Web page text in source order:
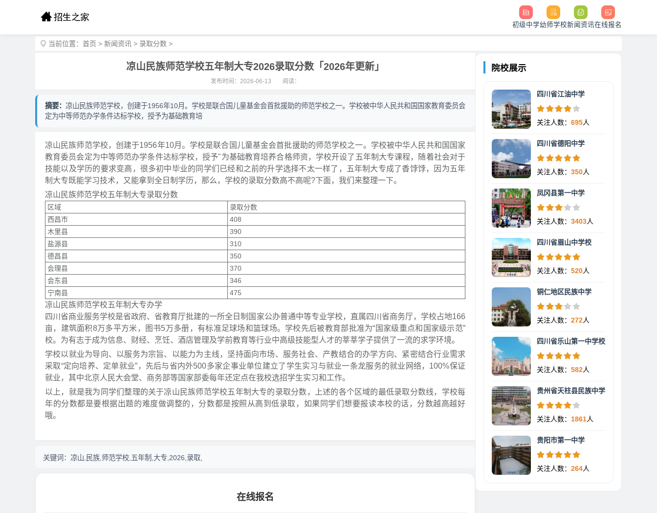
初级中学幼师学校新闻资讯在线报名
当前位置： 首页 > 新闻资讯 > 录取分数 >
凉山民族师范学校五年制大专2026录取分数「2026年更新」
发布时间：2026-06-13 阅读：
摘要： 凉山民族师范学校，创建于1956年10月。学校是联合国儿童基金会首批援助的师范学校之一。学校被中华人民共和国国家教育委员会
定为中等师范办学条件达标学校，授予为基础教育培
凉山民族师范学校，创建于1956年10月。学校是联合国儿童基金会首批援助的师范学校之一。学校被中华人民共和国国家
教育委员会定为中等师范办学条件达标学校，授予"为基础教育培养合格师资，学校开设了五年制大专课程，随着社会对于
技能以及学历的要求变高，很多初中毕业的同学们已经和之前的升学选择不太一样了，五年制大专成了香饽饽，因为五年
制大专既能学习技术，又能拿到全日制学历，那么，学校的录取分数高不高呢?下面，我们来整理一下。
凉山民族师范学校五年制大专录取分数
区域
录取分数
西昌市
408
木里县
390
盐源县
310
德昌县
350
会理县
370
会东县
346
宁南县
475
凉山民族师范学校五年制大专办学
四川省商业服务学校是省政府、省教育厅批建的一所全日制国家公办普通中等专业学校，直属四川省商务厅，学校占地166
亩，建筑面积8万多平方米，图书5万多册，有标准足球场和篮球场。学校先后被教育部批准为“国家级重点和国家级示范”
校。为有志于成为信息、财经、烹饪、酒店管理及学前教育等行业中高级技能型人才的莘莘学子提供了一流的求学环境。
学校以就业为导向、以服务为宗旨、以能力为主线，坚持面向市场、服务社会、产教结合的办学方向、紧密结合行业需求
采取“定向培养、定单就业”，先后与省内外500多家企事业单位建立了学生实习与就业一条龙服务的就业网络，100%保证
就业，其中北京人民大会堂、商务部等国家部委每年还定点在我校选招学生实习和工作。
以上，就是我为同学们整理的关于凉山民族师范学校五年制大专的录取分数，上述的各个区域的最低录取分数线，学校每
年的分数都是要根据出题的难度做调整的，分数都是按照从高到低录取，如果同学们想要报读本校的话，分数越高越好
哦。
关键词： 凉山,民族,师范学校,五年制,大专,2026,录取,
在线报名
院校展示
四川省江油中学
关注人数： 695人
四川省德阳中学
关注人数： 350人
凤冈县第一中学
关注人数： 3403人
四川省眉山中学校
关注人数： 520人
铜仁地区民族中学
关注人数： 272人
四川省乐山第一中学校
关注人数： 582人
贵州省天柱县民族中学
关注人数： 1861人
贵阳市第一中学
关注人数： 264人